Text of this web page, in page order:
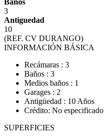
Baños
3
Antiguedad
10
(REF. CV DURANGO)
INFORMACIÓN BÁSICA
Recámaras : 3
Baños : 3
Medios baños : 1
Garages : 2
Antigüedad : 10 Años
Crédito: No especificado
SUPERFICIES